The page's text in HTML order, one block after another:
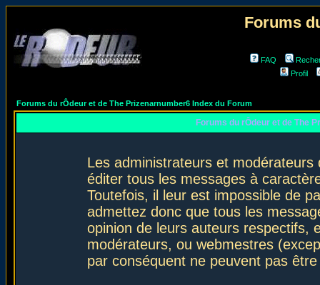
Forums
FAQ
Profil
Forums du rÔdeur et de The Prizenarnumber6 Index du Forum
Forums du rÔdeur et de The
Les administrateurs et
éditer tous les messages à
Toutefois, il leur est impossible de
admettez donc que tous les
opinion de leurs auteurs respectifs,
modérateurs, ou webmestres
par conséquent ne peuvent pas